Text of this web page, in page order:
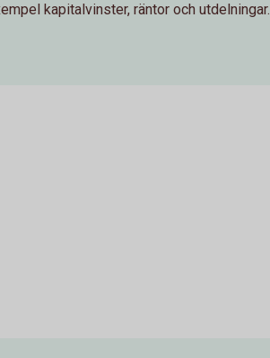
kapitalvinster, räntor och utdelningar.